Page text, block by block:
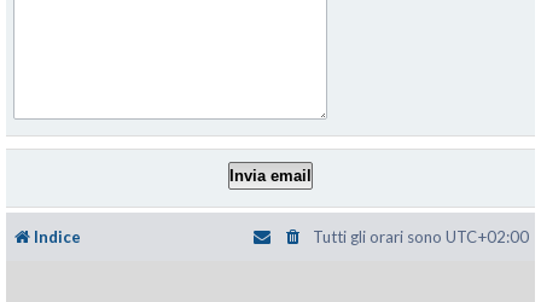
Indice Tutti gli orari sono UTC+02:00